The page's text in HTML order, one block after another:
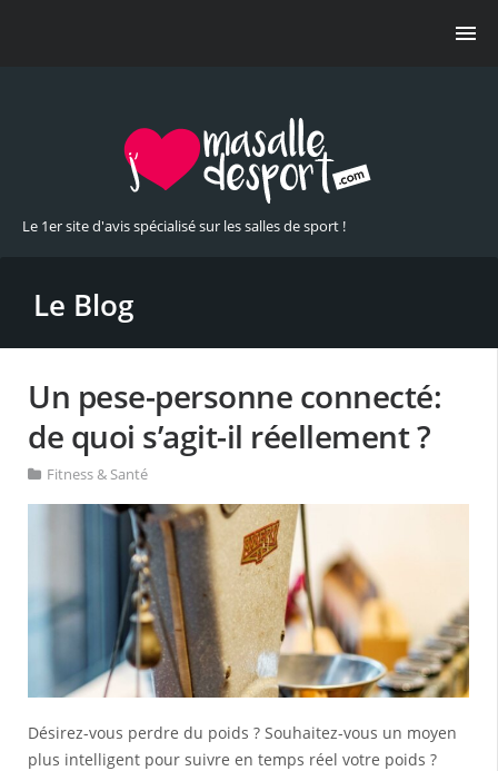
Le 1er site d'avis spécialisé sur les salles de sport !
Le Blog
Un pese-personne connecté:
de quoi s’agit-il réellement ?
Fitness & Santé
Désirez-vous perdre du poids ? Souhaitez-vous un moyen
plus intelligent pour suivre en temps réel votre poids ?